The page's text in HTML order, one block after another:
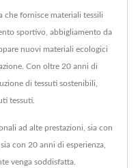
che fornisce materiali tessili
sportivo, abbigliamento da
nuovi materiali ecologici
Con oltre 20 anni di
di tessuti sostenibili,
tessuti.
ad alte prestazioni, sia con
con 20 anni di esperienza,
venga soddisfatta.